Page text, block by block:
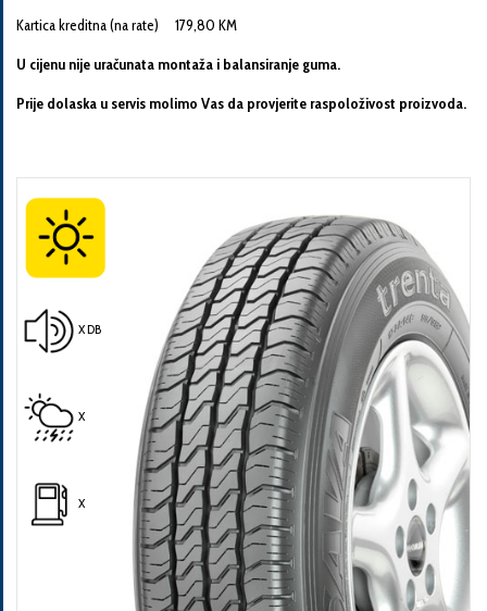
Vaša
Kartica kreditna (na rate) 179,80 KM
U cijenu nije uračunata montaža i balansiranje guma.
Prije dolaska u servis molimo Vas da provjerite raspoloživost proizvoda.
X DB
X
X